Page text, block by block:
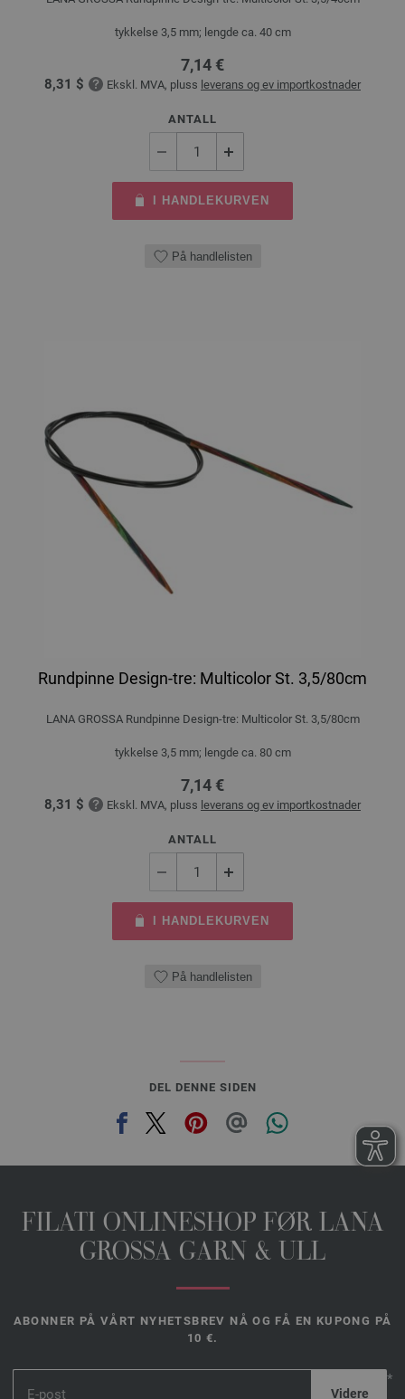
tykkelse 3,5 mm; lengde ca. 40 cm
7,14 €
8,31 $ Ekskl. MVA, pluss leverans og ev importkostnader
ANTALL
I HANDLEKURVEN
På handlelisten
Rundpinne Design-tre: Multicolor St. 3,5/80cm
LANA GROSSA Rundpinne Design-tre: Multicolor St. 3,5/80cm
tykkelse 3,5 mm; lengde ca. 80 cm
7,14 €
8,31 $ Ekskl. MVA, pluss leverans og ev importkostnader
ANTALL
I HANDLEKURVEN
På handlelisten
DEL DENNE SIDEN
FILATI ONLINESHOP FØR LANA
GROSSA GARN & ULL
ABONNER PÅ VÅRT NYHETSBREV NÅ OG FÅ EN KUPONG PÅ
10 €.
*